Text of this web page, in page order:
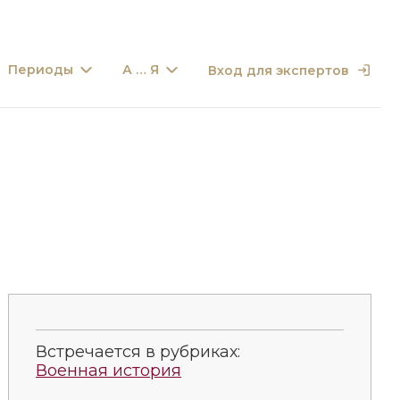
Периоды А … Я Вход для экспертов
Встречается в рубриках:
Военная история